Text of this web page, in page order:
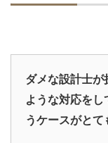
ダメな設計士が
ような対応を
うケースがとて